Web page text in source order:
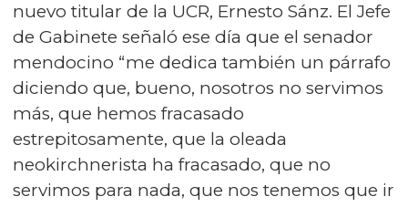
nuevo titular de la UCR, Ernesto Sánz. El Jefe
de Gabinete señaló ese día que el senador
mendocino “me dedica también un párrafo
diciendo que, bueno, nosotros no servimos
más, que hemos fracasado
estrepitosamente, que la oleada
neokirchnerista ha fracasado, que no
servimos para nada, que nos tenemos que ir